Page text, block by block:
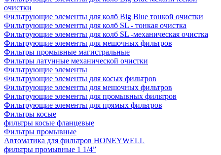
очистки
Фильтрующие элементы для колб Big Blue тонкой очистки
Фильтрующие элементы для колб SL - тонкая очистка
Фильтрующие элементы для колб SL -механическая очистка
Фильтрующие элементы для мешочных фильтров
Фильтры промывные магистральные
Фильтры латунные механической очистки
Фильтрующие элементы
Фильтрующие элементы для косых фильтров
Фильтрующие элементы для мешочных фильтров
Фильтрующие элементы для промывных фильтров
Фильтрующие элементы для прямых фильтров
Фильтры косые
фильтры косые фланцевые
Фильтры промывные
Автоматика для фильтров HONEYWELL
фильтры промывные 1 1/4”